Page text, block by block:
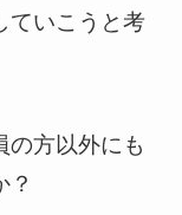
ていこうと考
の方以外にも
？